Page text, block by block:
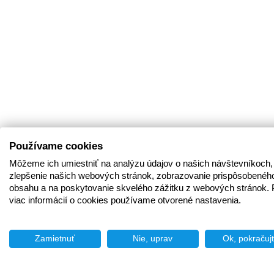
Používame cookies
Môžeme ich umiestniť na analýzu údajov o našich
zlepšenie našich webových stránok, zobrazovanie
obsahu a na poskytovanie skvelého zážitku z webových stránok.
viac informácií o cookies používame otvorené nastavenia.
Zamietnuť Nie, uprav Ok,